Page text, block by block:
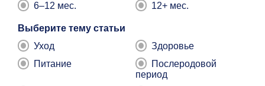
6–12 мес.
12+ мес.
Выберите тему статьи
Уход
Здоровье
Питание
Послеродовой
период